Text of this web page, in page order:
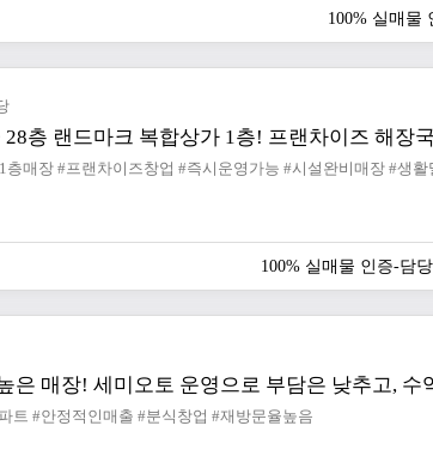
100% 실매물
층 랜드마크 복합상가 1층! 프랜차이즈 해장
100% 실매물 인증-담
트 #안정적인매출 #분식창업 #재방문율높음